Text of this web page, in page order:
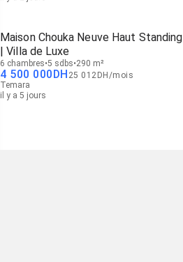
Maison Chouka Neuve Haut Standing
| Villa de Luxe
6 chambres 5 sdbs 290 m²
4 500 000 DH 25 012 DH /mois
Temara
il y a 5 jours